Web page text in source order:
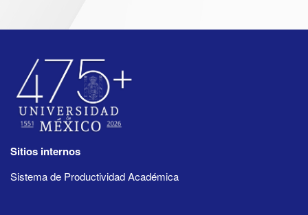
Sitios internos
Sistema de Productividad Académica